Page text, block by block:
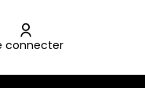
connecter